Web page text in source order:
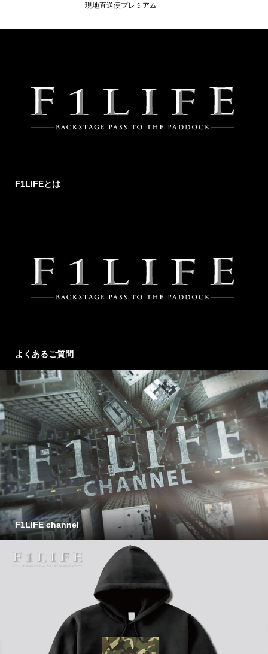
現地直送便プレミアム
F1LIFEとは
よくあるご質問
F1LIFE channel